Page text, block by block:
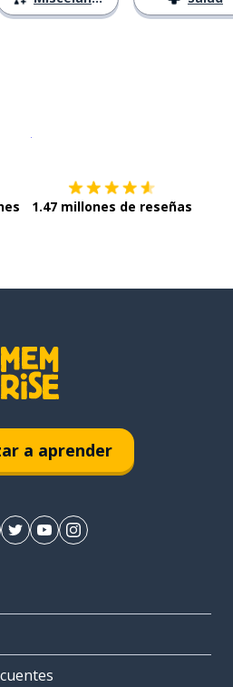
1.47 millones de reseñas
a aprender